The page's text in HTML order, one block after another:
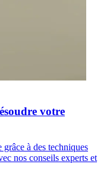
votre
à des techniques
nos conseils experts et